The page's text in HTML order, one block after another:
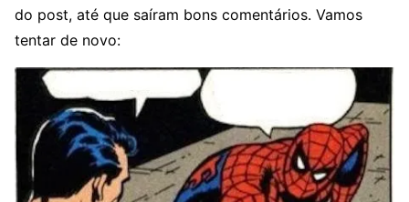
do post, até que saíram bons comentários. Vamos
tentar de novo: